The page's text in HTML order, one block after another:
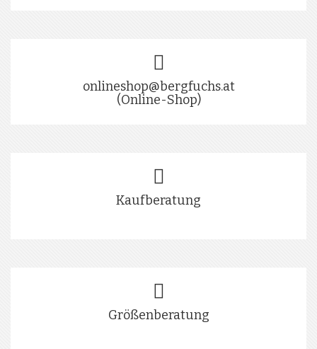
onlineshop@bergfuchs.at
(Online-Shop)
Kaufberatung
Größenberatung